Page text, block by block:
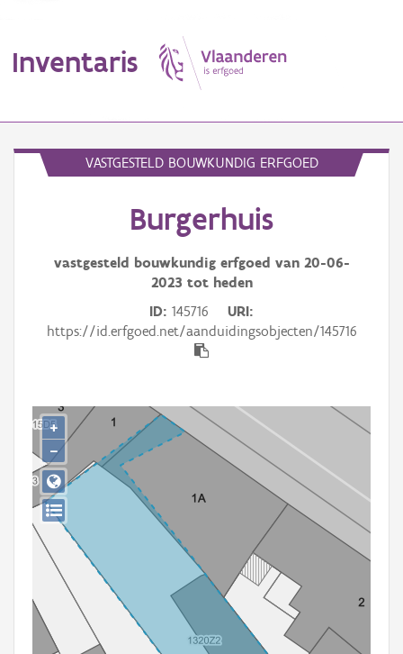
Inventaris
Aanduidingsobject
Thema
Persoon of collectief
Downloads
Hergebruik
Aanmelden
VASTGESTELD BOUWKUNDIG ERFGOED
Burgerhuis
vastgesteld bouwkundig erfgoed van 20-06-
2023 tot heden
ID 145716
URI
https://id.erfgoed.net/aanduidingsobjecten/145716
+
−